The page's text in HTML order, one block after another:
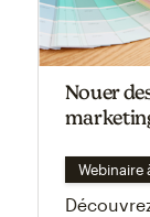
Nouer
Webinaire